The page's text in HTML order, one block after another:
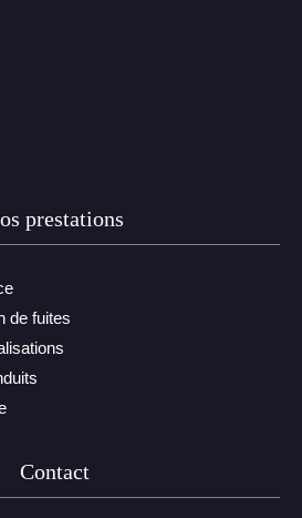
prestations
de fuites
Contact